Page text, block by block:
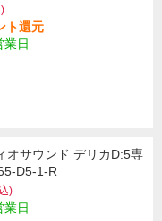
ト還元
業日
オサウンド デリカD:5専
D5-1-R
)
業日